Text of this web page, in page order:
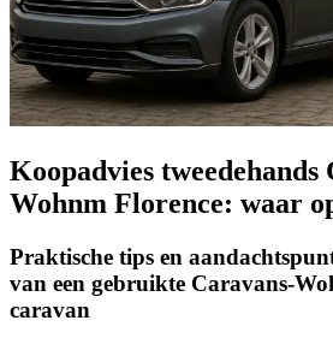
Koopadvies tweedehands
Wohnm Florence: waar
Praktische tips en
van een gebruikte Caravans-
caravan